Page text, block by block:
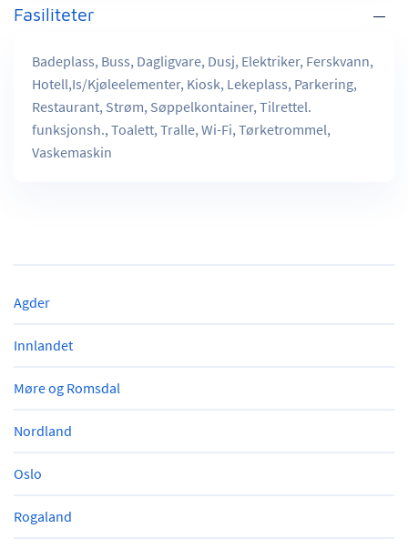
Fasiliteter
Badeplass, Buss, Dagligvare, Dusj, Elektriker, Ferskvann,
Hotell,Is/Kjøleelementer, Kiosk, Lekeplass, Parkering,
Restaurant, Strøm, Søppelkontainer, Tilrettel.
funksjonsh., Toalett, Tralle, Wi-Fi, Tørketrommel,
Vaskemaskin
Agder
Innlandet
Møre og Romsdal
Nordland
Oslo
Rogaland